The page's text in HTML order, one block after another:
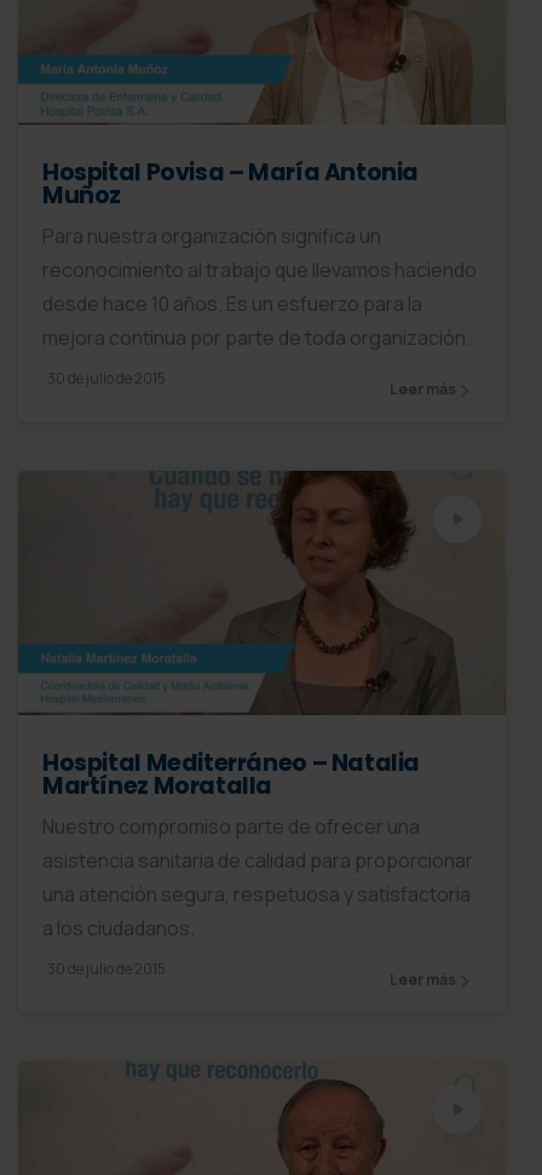
Hospital Povisa – María Antonia
Muñoz
Para nuestra organización significa un
reconocimiento al trabajo que llevamos haciendo
desde hace 10 años. Es un esfuerzo para la
mejora continua por parte de toda organización.
30 de julio de 2015
Leer más
Hospital Mediterráneo – Natalia
Martínez Moratalla
Nuestro compromiso parte de ofrecer una
asistencia sanitaria de calidad para proporcionar
una atención segura, respetuosa y satisfactoria
a los ciudadanos.
30 de julio de 2015
Leer más